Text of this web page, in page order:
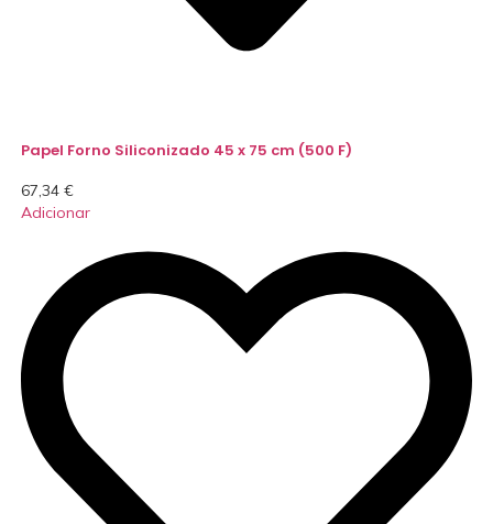
Papel Forno Siliconizado 45 x 75 cm (500 F)
67,34 €
Adicionar